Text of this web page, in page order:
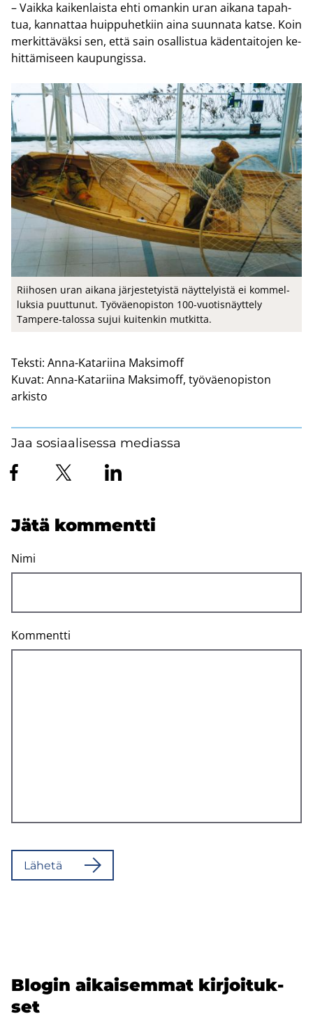
– Vaik­ka kai­ken­lais­ta ehti oman­kin uran ai­ka­na ta­pah­
tua, kan­nat­taa huip­pu­het­kiin aina suun­na­ta katse. Koin
mer­kit­tä­väk­si sen, että sain osal­lis­tua kä­den­tai­to­jen ke­
hit­tä­mi­seen kau­pun­gis­sa.
Rii­ho­sen uran ai­ka­na jär­jes­te­tyis­tä näyt­te­lyis­tä ei kom­mel­
luk­sia puut­tu­nut. Työ­väen­opis­ton 100-​vuotisnäyttely
Tampere-​talossa sujui kui­ten­kin mut­kit­ta.
Teksti: Anna-Katariina Maksimoff
Kuvat: Anna-Katariina Maksimoff, työväenopiston
arkisto
Jaa sosiaalisessa mediassa
Jätä kom­ment­ti
Nimi
Kommentti
Lä­he­tä
Blo­gin ai­kai­sem­mat kir­joi­tuk­
set